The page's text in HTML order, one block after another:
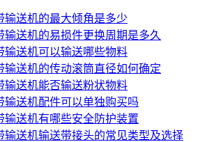
输送机的最大倾角是多少
输送机的易损件更换周期是多久
输送机可以输送哪些物料
输送机的传动滚筒直径如何确定
输送机能否输送粉状物料
输送机配件可以单独购买吗
输送机有哪些安全防护装置
输送机输送带接头的常见类型及选择